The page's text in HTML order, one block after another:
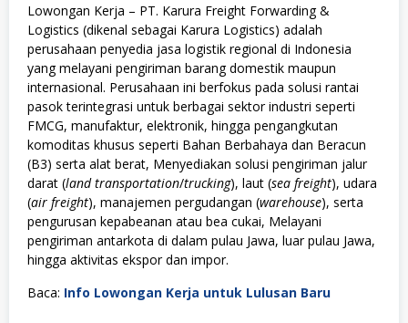
Lowongan Kerja – PT. Karura Freight Forwarding &
Logistics (dikenal sebagai Karura Logistics) adalah
perusahaan penyedia jasa logistik regional di Indonesia
yang melayani pengiriman barang domestik maupun
internasional. Perusahaan ini berfokus pada solusi rantai
pasok terintegrasi untuk berbagai sektor industri seperti
FMCG, manufaktur, elektronik, hingga pengangkutan
komoditas khusus seperti Bahan Berbahaya dan Beracun
(B3) serta alat berat, Menyediakan solusi pengiriman jalur
darat (land transportation/trucking), laut (sea freight), udara
(air freight), manajemen pergudangan (warehouse), serta
pengurusan kepabeanan atau bea cukai, Melayani
pengiriman antarkota di dalam pulau Jawa, luar pulau Jawa,
hingga aktivitas ekspor dan impor.
Baca: Info Lowongan Kerja untuk Lulusan Baru